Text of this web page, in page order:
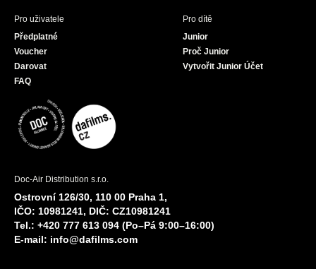
Pro uživatele
Předplatné
Voucher
Darovat
FAQ
Pro dítě
Junior
Proč Junior
Vytvořit Junior Účet
Doc-Air Distribution s.r.o.
Ostrovní 126/30, 110 00 Praha 1,
IČO: 10981241, DIČ: CZ10981241
Tel.: +420 777 613 094 (Po–Pá 9:00–16:00)
E-mail: info@dafilms.com